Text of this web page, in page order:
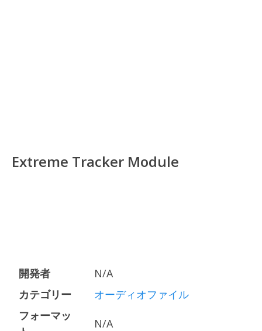
Extreme Tracker Module
開発者
N/A
カテゴリー
オーディオファイル
フォーマッ
N/A